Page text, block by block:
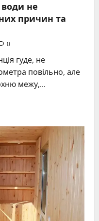
не
причин та
0
гуде, не
повільно, але
межу,...